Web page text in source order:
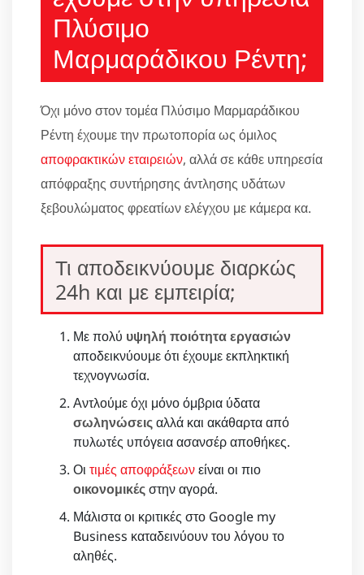
Πλύσιμο
Μαρμαράδικου Ρέντη;
Όχι μόνο στον τομέα Πλύσιμο Μαρμαράδικου
Ρέντη έχουμε την πρωτοπορία ως όμιλος
αποφρακτικών εταιρειών, αλλά σε κάθε υπηρεσία
απόφραξης συντήρησης άντλησης υδάτων
ξεβουλώματος φρεατίων ελέγχου με κάμερα κα.
Τι αποδεικνύουμε διαρκώς
24h και με εμπειρία;
Με πολύ υψηλή ποιότητα εργασιών
αποδεικνύουμε ότι έχουμε εκπληκτική
τεχνογνωσία.
Αντλούμε όχι μόνο όμβρια ύδατα
σωληνώσειςαλλά και ακάθαρτα από
πυλωτές υπόγεια ασανσέρ αποθήκες.
Οι τιμές αποφράξεωνείναι οι πιο
οικονομικέςστην αγορά.
Μάλιστα οι κριτικές στο Google my
Business καταδεινύουν του λόγου το
αληθές.